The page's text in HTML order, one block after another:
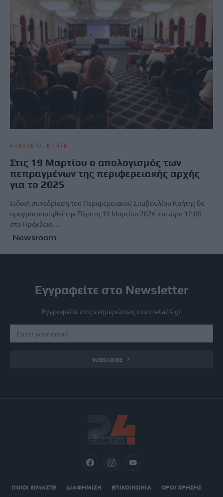
ΗΡΑΚΛΕΙΟ ΚΡΗΤΗ
Στις 19 Μαρτίου ο απολογισμός των
πεπραγμένων της περιφερειακής αρχής
για το 2025
Ειδική συνεδρίαση του Περιφερειακού Συμβουλίου Κρήτης θα
πραγματοποιηθεί την Πέμπτη 19 Μαρτίου 2026 και ώρα 12:00
στο Ηράκλειο…
Newsroom
Εγγραφείτε στο Newsletter
Εγγραφείτε στις ενημερώσεις του creta24.gr
SUBSCRIBE
ΠΟΙΟΙ ΕΙΜΑΣΤΕ ΔΙΑΦΗΜΙΣΗ ΕΠΙΚΟΙΝΩΝΙΑ
ΟΡΟΙ ΧΡΗΣΗΣ